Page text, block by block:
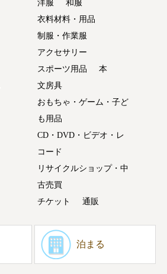
洋服
和服
衣料材料・用品
制服・作業服
アクセサリー
スポーツ用品
本
文房具
おもちゃ・ゲーム・子ど
も用品
CD・DVD・ビデオ・レ
コード
リサイクルショップ・中
古売買
チケット
通販
泊まる